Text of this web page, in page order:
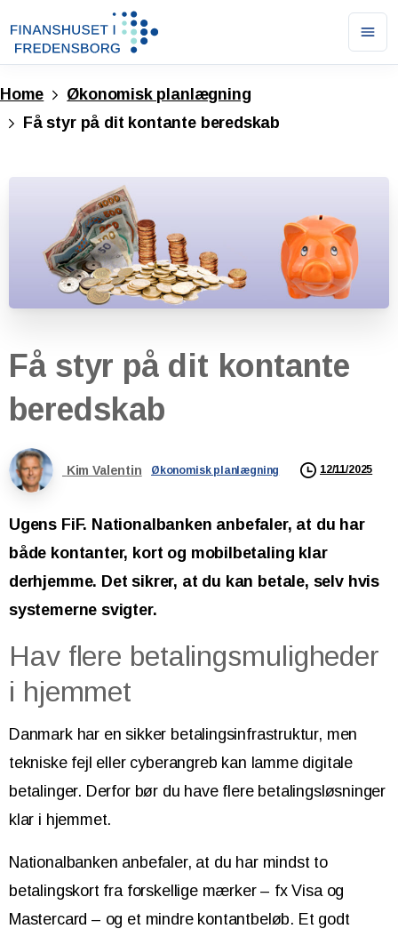
Home
Økonomisk planlægning
Få styr på dit kontante beredskab
Få styr på dit kontante
beredskab
Kim Valentin Økonomisk planlægning 12/11/2025
Ugens FiF. Nationalbanken anbefaler, at du har
både kontanter, kort og mobilbetaling klar
derhjemme. Det sikrer, at du kan betale, selv hvis
systemerne svigter.
Hav flere betalingsmuligheder
i hjemmet
Danmark har en sikker betalingsinfrastruktur, men
tekniske fejl eller cyberangreb kan lamme digitale
betalinger. Derfor bør du have flere betalingsløsninger
klar i hjemmet.
Nationalbanken anbefaler, at du har mindst to
betalingskort fra forskellige mærker – fx Visa og
Mastercard – og et mindre kontantbeløb. Et godt